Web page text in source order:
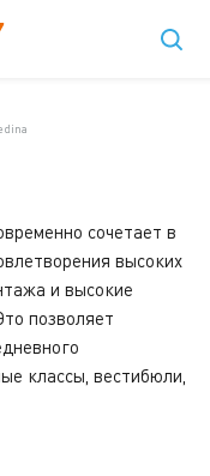
сочетает в
высоких
и высокие
позволяет
классы, вестибюли,